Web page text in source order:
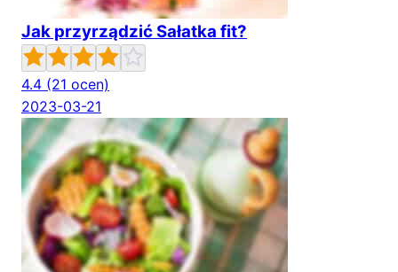
Jak przyrządzić Sałatka fit?
4.4 (21 ocen)
2023-03-21